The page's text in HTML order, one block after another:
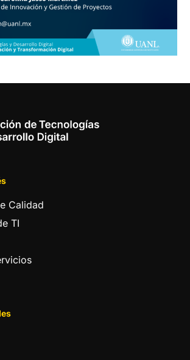
Calidad
TI